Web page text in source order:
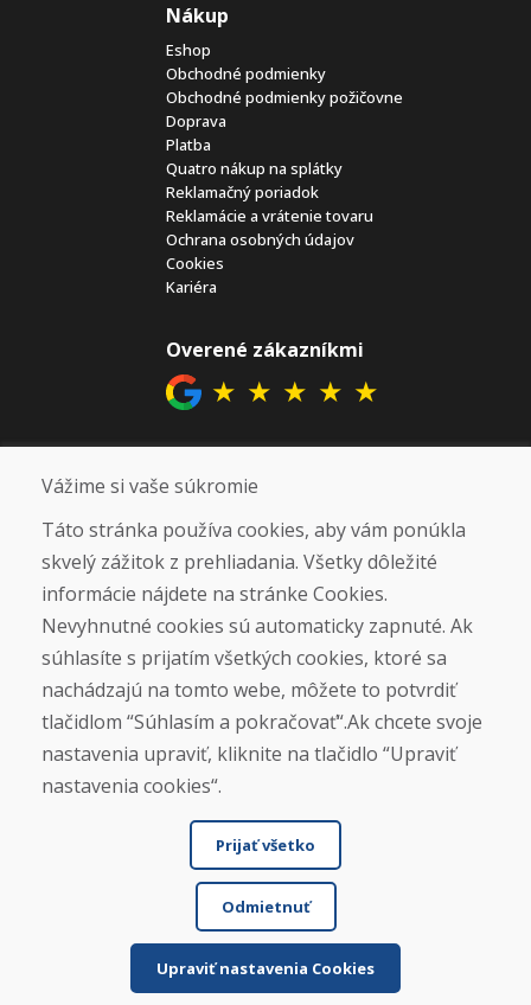
Nákup
Eshop
Obchodné podmienky
Obchodné podmienky požičovne
Doprava
Platba
Quatro nákup na splátky
Reklamačný poriadok
Reklamácie a vrátenie tovaru
Ochrana osobných údajov
Cookies
Kariéra
Overené zákazníkmi
★ ★ ★ ★ ★
Otváracie hodiny
ZIMNÁ SEZÓNA 2025/2026 JE
UKONČENÁ. ĎAKUJEME VÁM ZA
PRIAZEŇ A TEŠÍME SA NA VÁS OPÄŤ
OD 14. 9. 2026.
Nájsť na Google mape
Vážime si vaše súkromie
Táto stránka používa cookies, aby vám ponúkla
skvelý zážitok z prehliadania. Všetky dôležité
informácie nájdete na stránke Cookies.
Nevyhnutné cookies sú automaticky zapnuté. Ak
súhlasíte s prijatím všetkých cookies, ktoré sa
nachádzajú na tomto webe, môžete to potvrdiť
tlačidlom “Súhlasím a pokračovať“.Ak chcete svoje
nastavenia upraviť, kliknite na tlačidlo “Upraviť
nastavenia cookies“.
Prijať všetko
Odmietnuť
Upraviť nastavenia Cookies